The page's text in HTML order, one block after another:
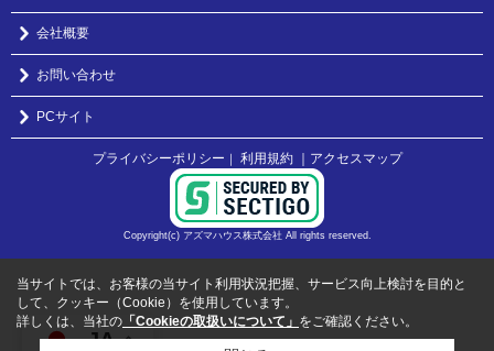
JA
会社概要
お問い合わせ
PCサイト
プライバシーポリシー ｜ 利用規約 ｜アクセスマップ
Copyright(c) アズマハウス株式会社 All rights reserved.
当サイトでは、お客様の当サイト利用状況把握、サービス向上検討を目的と
して、クッキー（Cookie）を使用しています。
詳しくは、当社の 「Cookieの取扱いについて」 をご確認ください。